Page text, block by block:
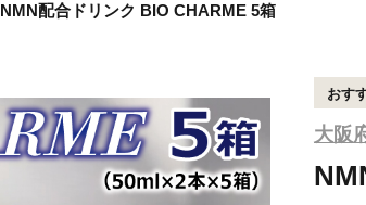
NMN配合ドリンク BIO CHARME 5箱
おす
大阪